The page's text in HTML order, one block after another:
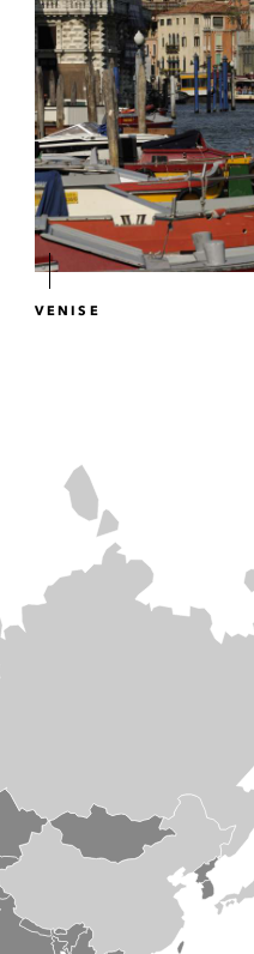
VENISE